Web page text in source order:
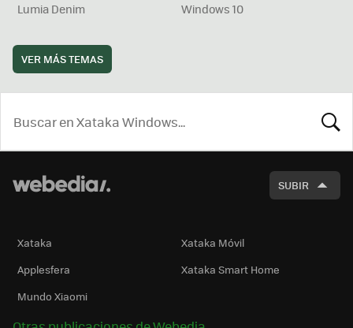
Lumia Denim
Windows 10
VER MÁS TEMAS
SUBIR
Xataka
Xataka Móvil
Applesfera
Xataka Smart Home
Mundo Xiaomi